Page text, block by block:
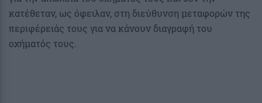
κατέθεταν, ως όφειλαν, στη διεύθυνση μεταφορών της
περιφέρειάς τους για να κάνουν διαγραφή του
οχήματός τους.